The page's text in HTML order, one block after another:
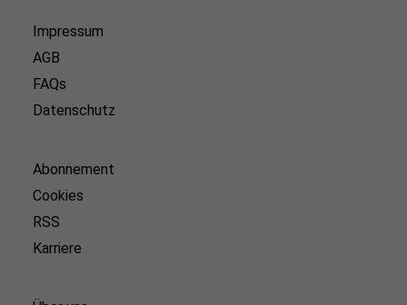
Impressum
AGB
FAQs
Datenschutz
Abonnement
Cookies
RSS
Karriere